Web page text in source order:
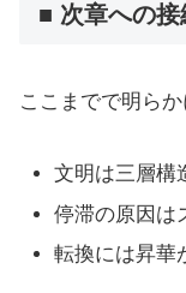
■ 次章への接
ここまでで明らか
文明は三層構
停滞の原因は
転換には昇華